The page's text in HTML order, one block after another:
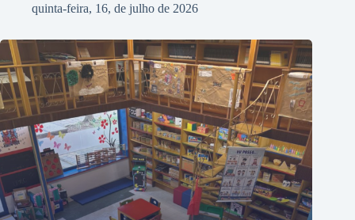
quinta-feira, 16, de julho de 2026